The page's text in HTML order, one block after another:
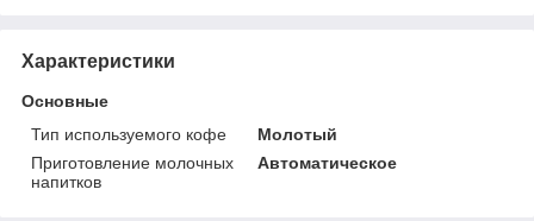
Характеристики
Основные
Тип используемого кофе
Молотый
Приготовление молочных
напитков
Автоматическое